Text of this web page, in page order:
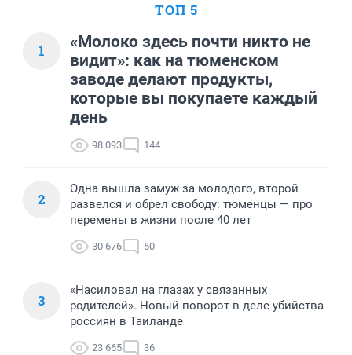
ТОП 5
1
«Молоко здесь почти никто не
видит»: как на тюменском
заводе делают продукты,
которые вы покупаете каждый
день
98 093 144
2
Одна вышла замуж за молодого, второй
развелся и обрел свободу: тюменцы — про
перемены в жизни после 40 лет
30 676 50
3
«Насиловал на глазах у связанных
родителей». Новый поворот в деле убийства
россиян в Таиланде
23 665 36